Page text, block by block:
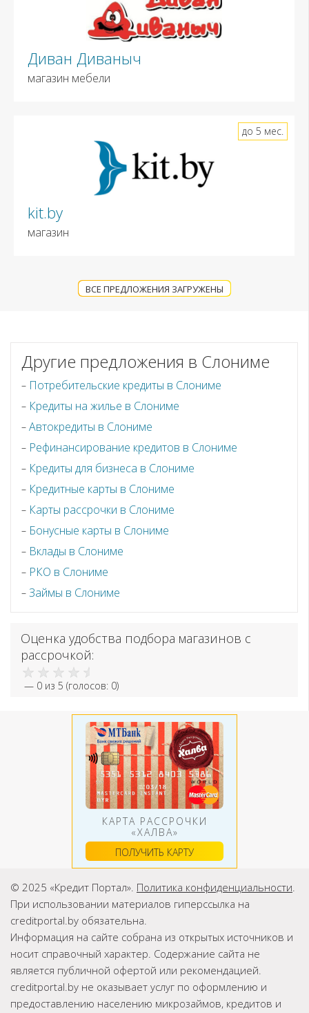
Диван Диваныч
магазин мебели
kit.by
магазин
до 5 мес.
ВСЕ ПРЕДЛОЖЕНИЯ ЗАГРУЖЕНЫ
Другие предложения в Слониме
Потребительские кредиты в Слониме
Кредиты на жилье в Слониме
Автокредиты в Слониме
Рефинансирование кредитов в Слониме
Кредиты для бизнеса в Слониме
Кредитные карты в Слониме
Карты рассрочки в Слониме
Бонусные карты в Слониме
Вклады в Слониме
РКО в Слониме
Займы в Слониме
Оценка удобства подбора магазинов с
рассрочкой:
— 0 из 5 (голосов: 0)
КАРТА РАССРОЧКИ
«ХАЛВА»
ПОЛУЧИТЬ КАРТУ
© 2025 «Кредит Портал». Политика конфиденциальности.
При использовании материалов гиперссылка на
creditportal.by обязательна.
Информация на сайте собрана из открытых источников и
носит справочный характер. Содержание сайта не
является публичной офертой или рекомендацией.
creditportal.by не оказывает услуг по оформлению и
предоставлению населению микрозаймов, кредитов и